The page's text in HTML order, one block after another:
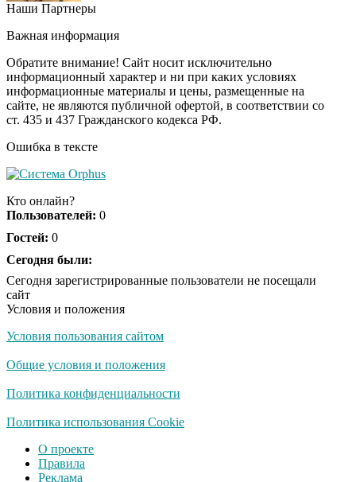
Ролик из Омска: вы
i
Ржу не переставая, это
видео пересмотришь
не раз
Скрытая камера на
их не видят...
Ролик длится
смеяться вы будете
Королева вагона
оставит равнодушным
Деньги придут
2026 году получит
Наши Партнеры
Важная информация
Обратите внимание! Сайт носит исключительно
информационный характер и ни при каких условиях
информационные материалы и цены, размещенные на
сайте, не являются публичной офертой, в соответствии со
ст. 435 и 437 Гражданского кодекса РФ.
Ошибка в тексте
Кто онлайн?
Пользователей: 0
Гостей: 0
Сегодня были:
Сегодня зарегистрированные пользователи не посещали
сайт
Условия и положения
Условия пользования сайтом
Общие условия и положения
Политика конфиденциальности
Политика использования Cookie
О проекте
Правила
Реклама